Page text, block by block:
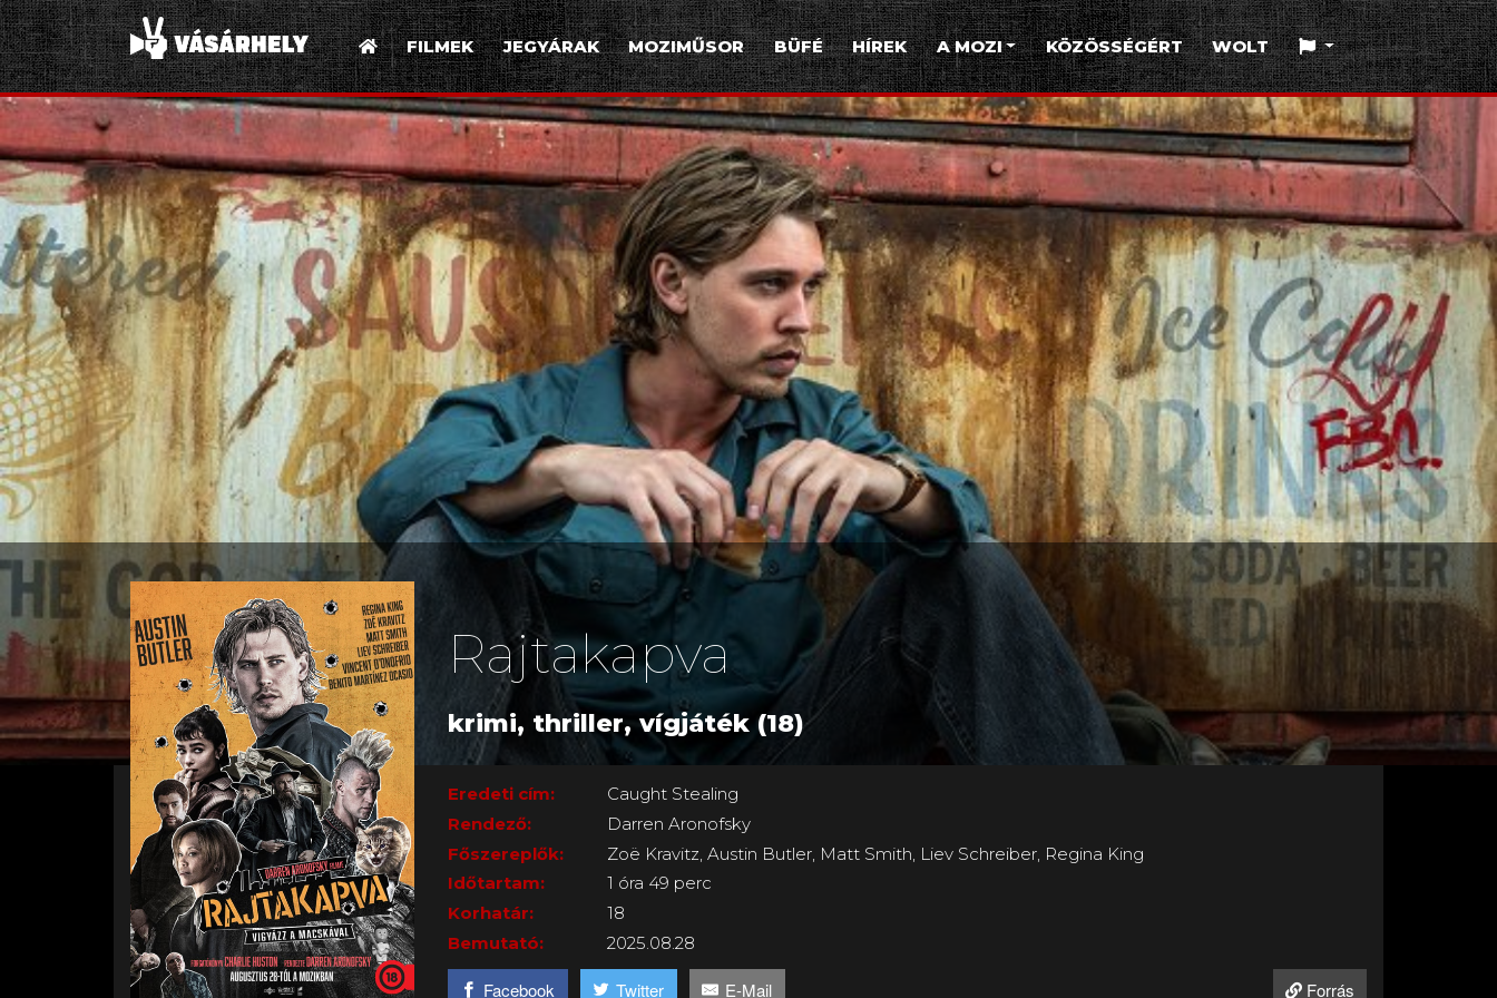
FILMEK JEGYÁRAK MOZIMŰSOR BÜFÉ HÍREK A MOZI KÖZÖSSÉGÉRT WOLT
Rajtakapva
krimi, thriller, vígjáték (18)
Eredeti cím:
Caught Stealing
Rendező:
Darren Aronofsky
Főszereplők:
Zoë Kravitz, Austin Butler, Matt Smith, Liev Schreiber, Regina King
Időtartam:
1 óra 49 perc
Korhatár:
18
Bemutató:
2025.08.28
Facebook Twitter E-Mail Forrás